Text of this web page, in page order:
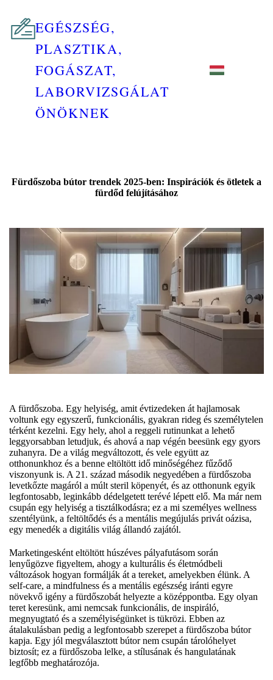
EGÉSZSÉG,
PLASZTIKA,
FOGÁSZAT,
LABORVIZSGÁLAT
ÖNÖKNEK
Fürdőszoba bútor trendek 2025-ben: Inspirációk és ötletek a
fürdőd felújításához
A fürdőszoba. Egy helyiség, amit évtizedeken át hajlamosak
voltunk egy egyszerű, funkcionális, gyakran rideg és személytelen
térként kezelni. Egy hely, ahol a reggeli rutinunkat a lehető
leggyorsabban letudjuk, és ahová a nap végén beesünk egy gyors
zuhanyra. De a világ megváltozott, és vele együtt az
otthonunkhoz és a benne eltöltött idő minőségéhez fűződő
viszonyunk is. A 21. század második negyedében a fürdőszoba
levetkőzte magáról a múlt steril köpenyét, és az otthonunk egyik
legfontosabb, leginkább dédelgetett terévé lépett elő. Ma már nem
csupán egy helyiség a tisztálkodásra; ez a mi személyes wellness
szentélyünk, a feltöltődés és a mentális megújulás privát oázisa,
egy menedék a digitális világ állandó zajától.
Marketingesként eltöltött húszéves pályafutásom során
lenyűgözve figyeltem, ahogy a kulturális és életmódbeli
változások hogyan formálják át a tereket, amelyekben élünk. A
self-care, a mindfulness és a mentális egészség iránti egyre
növekvő igény a fürdőszobát helyezte a középpontba. Egy olyan
teret keresünk, ami nemcsak funkcionális, de inspiráló,
megnyugtató és a személyiségünket is tükrözi. Ebben az
átalakulásban pedig a legfontosabb szerepet a fürdőszoba bútor
kapja. Egy jól megválasztott bútor nem csupán tárolóhelyet
biztosít; ez a fürdőszoba lelke, a stílusának és hangulatának
legfőbb meghatározója.